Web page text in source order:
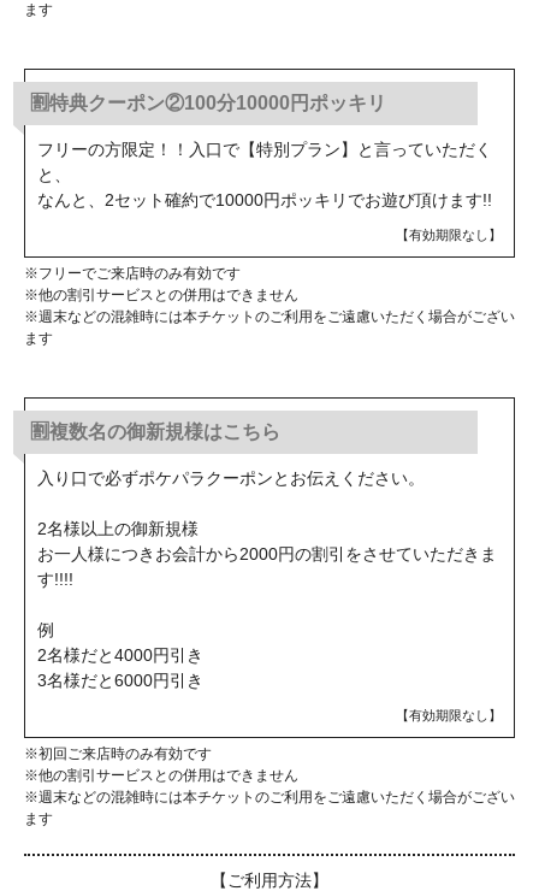
ます
🈹特典クーポン②100分10000円ポッキリ
フリーの方限定！！入口で【特別プラン】と言っていただく
と、
なんと、2セット確約で10000円ポッキリでお遊び頂けます!!
【有効期限なし】
※フリーでご来店時のみ有効です
※他の割引サービスとの併用はできません
※週末などの混雑時には本チケットのご利用をご遠慮いただく場合がござい
ます
🈹複数名の御新規様はこちら
入り口で必ずポケパラクーポンとお伝えください。
2名様以上の御新規様
お一人様につきお会計から2000円の割引をさせていただきま
す!!!!
例
2名様だと4000円引き
3名様だと6000円引き
【有効期限なし】
※初回ご来店時のみ有効です
※他の割引サービスとの併用はできません
※週末などの混雑時には本チケットのご利用をご遠慮いただく場合がござい
ます
【ご利用方法】